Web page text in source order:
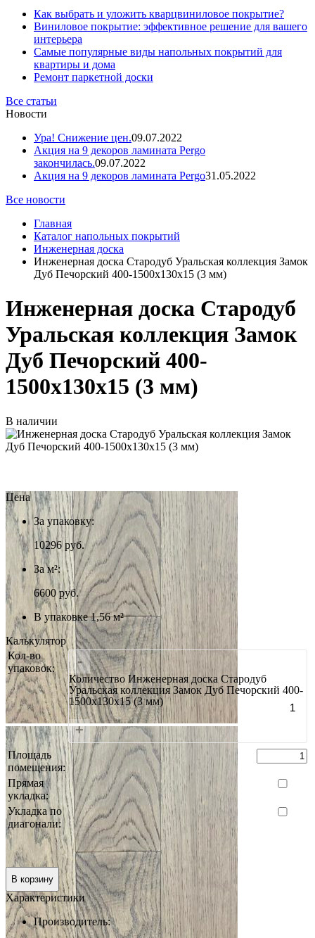
Как выбрать и уложить кварцвиниловое покрытие?
Виниловое покрытие: эффективное решение для вашего
интерьера
Самые популярные виды напольных покрытий для
квартиры и дома
Ремонт паркетной доски
Все статьи
Новости
Ура! Снижение цен.09.07.2022
Акция на 9 декоров ламината Pergo
закончилась.09.07.2022
Акция на 9 декоров ламината Pergo31.05.2022
Все новости
Главная
Каталог напольных покрытий
Инженерная доска
Инженерная доска Стародуб Уральская коллекция Замок
Дуб Печорский 400-1500x130x15 (3 мм)
Инженерная доска Стародуб
Уральская коллекция Замок
Дуб Печорский 400-
1500x130x15 (3 мм)
В наличии
Цена
За упаковку:
10296руб.
За м²:
6600 руб.
В упаковке 1,56 м²
Калькулятор
Кол-во
упаковок:
-
Количество Инженерная доска Стародуб
Уральская коллекция Замок Дуб Печорский 400-
1500x130x15 (3 мм)
+
Площадь
помещения:
Прямая
укладка:
Укладка по
диагонали:
Итого:
0 руб.
В корзину
Характеристики
Производитель: